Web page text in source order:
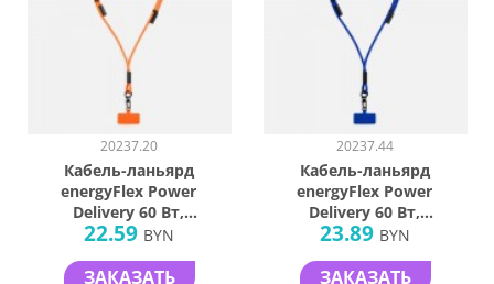
20237.20
Кабель-ланьярд
energyFlex Power
Delivery 60 Вт,
оранжевый
22.59 BYN
ЗАКАЗАТЬ
20237.44
Кабель-ланьярд
energyFlex Power
Delivery 60 Вт,
темно-синий
23.89 BYN
ЗАКАЗАТЬ